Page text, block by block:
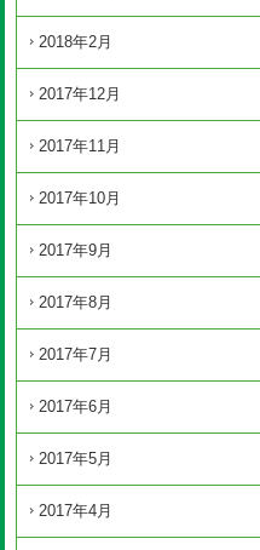
2018年2月
2017年12月
2017年11月
2017年10月
2017年9月
2017年8月
2017年7月
2017年6月
2017年5月
2017年4月